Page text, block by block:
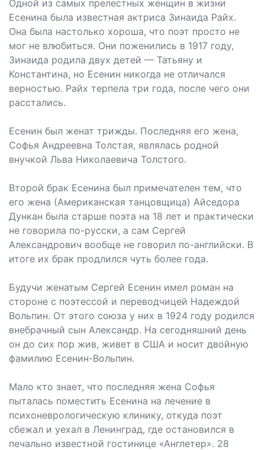
Одной из самых прелестных женщин в жизни
Есенина была известная актриса Зинаида Райх.
Она была настолько хороша, что поэт просто не
мог не влюбиться. Они поженились в 1917 году,
Зинаида родила двух детей — Татьяну и
Константина, но Есенин никогда не отличался
верностью. Райх терпела три года, после чего они
расстались.
Есенин был женат трижды. Последняя его жена,
Софья Андреевна Толстая, являлась родной
внучкой Льва Николаевича Толстого.
Второй брак Есенина был примечателен тем, что
его жена (Американская танцовщица) Айседора
Дункан была старше поэта на 18 лет и практически
не говорила по-русски, а сам Сергей
Александрович вообще не говорил по-английски. В
итоге их брак продлился чуть более года.
Будучи женатым Сергей Есенин имел роман на
стороне с поэтессой и переводчицей Надеждой
Вольпин. От этого союза у них в 1924 году родился
внебрачный сын Александр. На сегодняшний день
он до сих пор жив, живет в США и носит двойную
фамилию Есенин-Вольпин.
Мало кто знает, что последняя жена Софья
пыталась поместить Есенина на лечение в
психоневрологическую клинику, откуда поэт
сбежал и уехал в Ленинград, где остановился в
печально известной гостинице «Англетер». 28